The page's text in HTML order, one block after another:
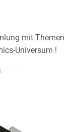
mit Themen
Universum !